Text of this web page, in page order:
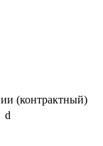
(контрактный)
d